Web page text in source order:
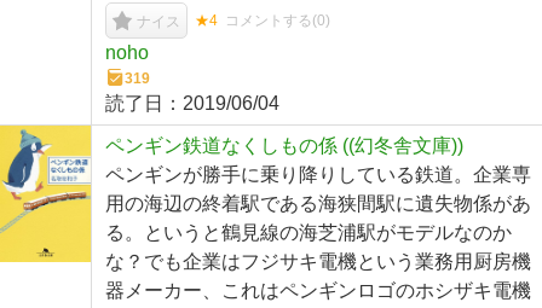
ナイス ★4 コメントする(0)
noho
319
読了日： 2019/06/04
ペンギン鉄道なくしもの係 ((幻冬舎文庫))
ペンギンが勝手に乗り降りしている鉄道。企業専
用の海辺の終着駅である海狭間駅に遺失物係があ
る。というと鶴見線の海芝浦駅がモデルなのか
な？でも企業はフジサキ電機という業務用厨房機
器メーカー、これはペンギンロゴのホシザキ電機